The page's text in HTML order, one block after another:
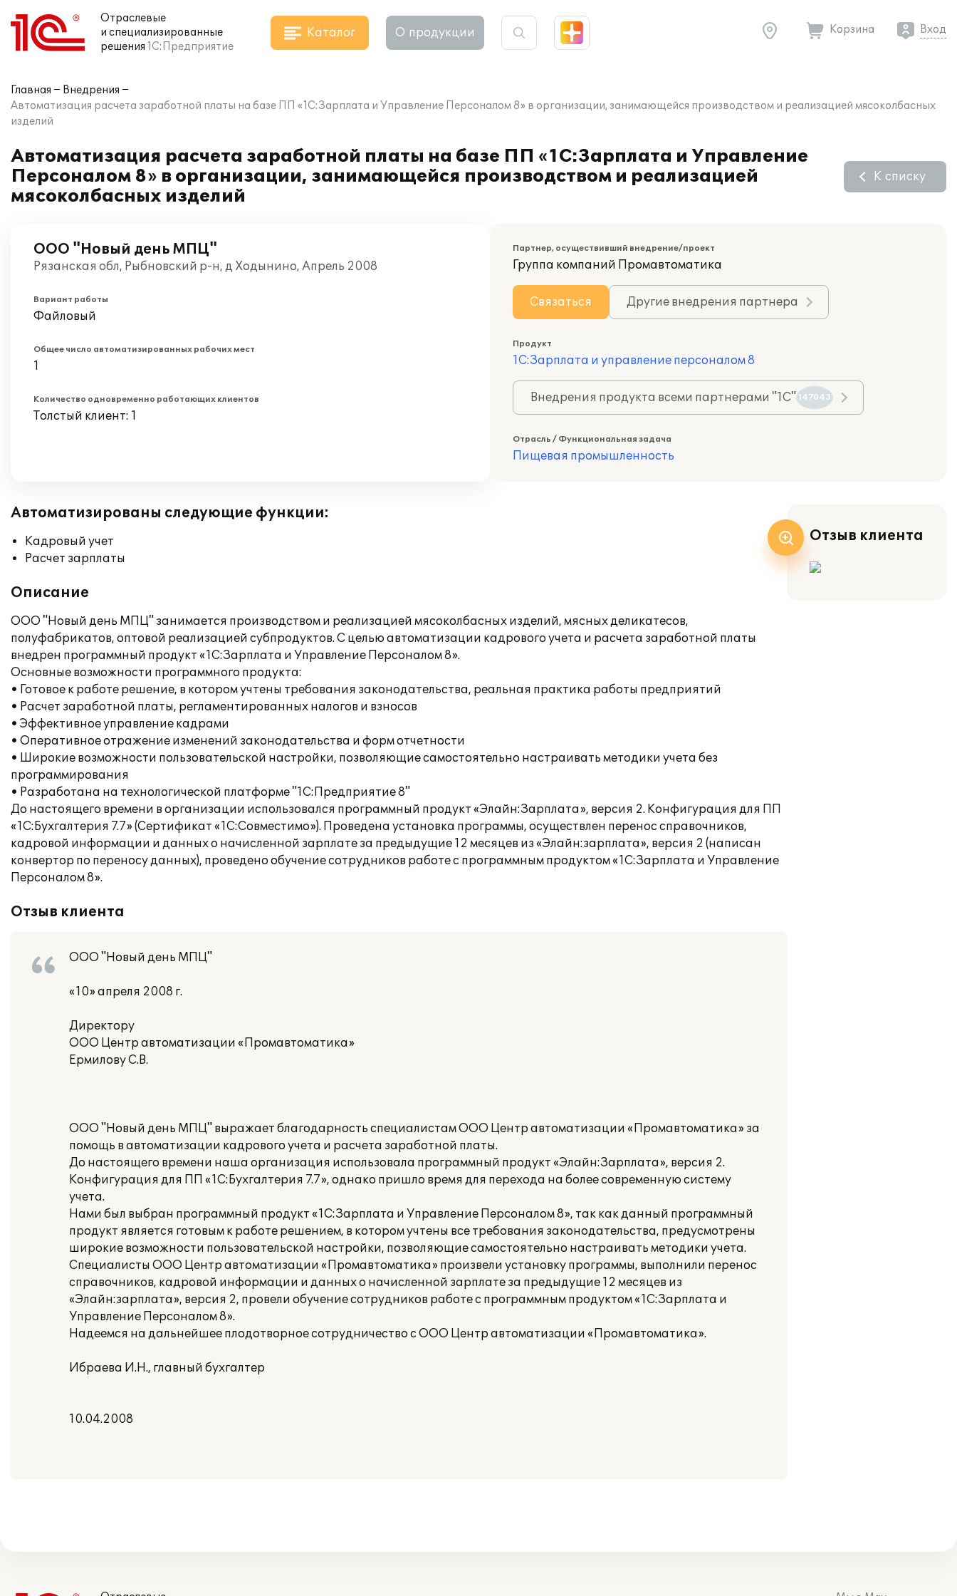
Отраслевые
и специализированные
решения 1С:Предприятие
Каталог О продукции Корзина Вход
Главная
Внедрения
Автоматизация расчета заработной платы на базе ПП «1С:Зарплата и Управление Персоналом 8» в организации, занимающейся производством и реализацией мясоколбасных
изделий
Автоматизация расчета заработной платы на базе ПП «1С:Зарплата и Управление
Персоналом 8» в организации, занимающейся производством и реализацией
мясоколбасных изделий
К списку
ООО "Новый день МПЦ"
Рязанская обл, Рыбновский р-н, д Ходынино, Апрель 2008
Вариант работы
Файловый
Общее число автоматизированных рабочих мест
1
Количество одновременно работающих клиентов
Толстый клиент: 1
Партнер, осуществивший внедрение/проект
Группа компаний Промавтоматика
Связаться Другие внедрения партнера
Продукт
1С:Зарплата и управление персоналом 8
Внедрения продукта всеми партнерами "1С" 147043
Отрасль / Функциональная задача
Пищевая промышленность
Автоматизированы следующие функции:
Кадровый учет
Расчет зарплаты
Описание
ООО "Новый день МПЦ" занимается производством и реализацией мясоколбасных изделий, мясных деликатесов,
полуфабрикатов, оптовой реализацией субпродуктов. С целью автоматизации кадрового учета и расчета заработной платы
внедрен программный продукт «1С:Зарплата и Управление Персоналом 8».
Основные возможности программного продукта:
• Готовое к работе решение, в котором учтены требования законодательства, реальная практика работы предприятий
• Расчет заработной платы, регламентированных налогов и взносов
• Эффективное управление кадрами
• Оперативное отражение изменений законодательства и форм отчетности
• Широкие возможности пользовательской настройки, позволяющие самостоятельно настраивать методики учета без
программирования
• Разработана на технологической платформе "1С:Предприятие 8"
До настоящего времени в организации использовался программный продукт «Элайн:Зарплата», версия 2. Конфигурация для ПП
«1С:Бухгалтерия 7.7» (Сертификат «1С:Совместимо»). Проведена установка программы, осуществлен перенос справочников,
кадровой информации и данных о начисленной зарплате за предыдущие 12 месяцев из «Элайн:зарплата», версия 2 (написан
конвертор по переносу данных), проведено обучение сотрудников работе с программным продуктом «1С:Зарплата и Управление
Персоналом 8».
Отзыв клиента
ООО "Новый день МПЦ"
«10» апреля 2008 г.
Директору
ООО Центр автоматизации «Промавтоматика»
Ермилову С.В.
ООО "Новый день МПЦ" выражает благодарность специалистам ООО Центр автоматизации «Промавтоматика» за
помощь в автоматизации кадрового учета и расчета заработной платы.
До настоящего времени наша организация использовала программный продукт «Элайн:Зарплата», версия 2.
Конфигурация для ПП «1С:Бухгалтерия 7.7», однако пришло время для перехода на более современную систему
учета.
Нами был выбран программный продукт «1С:Зарплата и Управление Персоналом 8», так как данный программный
продукт является готовым к работе решением, в котором учтены все требования законодательства, предусмотрены
широкие возможности пользовательской настройки, позволяющие самостоятельно настраивать методики учета.
Специалисты ООО Центр автоматизации «Промавтоматика» произвели установку программы, выполнили перенос
справочников, кадровой информации и данных о начисленной зарплате за предыдущие 12 месяцев из
«Элайн:зарплата», версия 2, провели обучение сотрудников работе с программным продуктом «1С:Зарплата и
Управление Персоналом 8».
Надеемся на дальнейшее плодотворное сотрудничество с ООО Центр автоматизации «Промавтоматика».
Ибраева И.Н., главный бухгалтер
10.04.2008
Отзыв клиента